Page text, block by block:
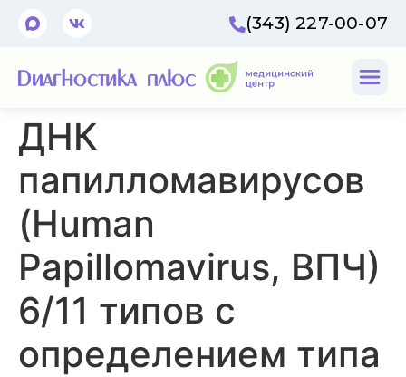
(343) 227-00-07
ДНК
папилломавирусов
(Human
Papillomavirus, ВПЧ)
6/11 типов с
определением типа